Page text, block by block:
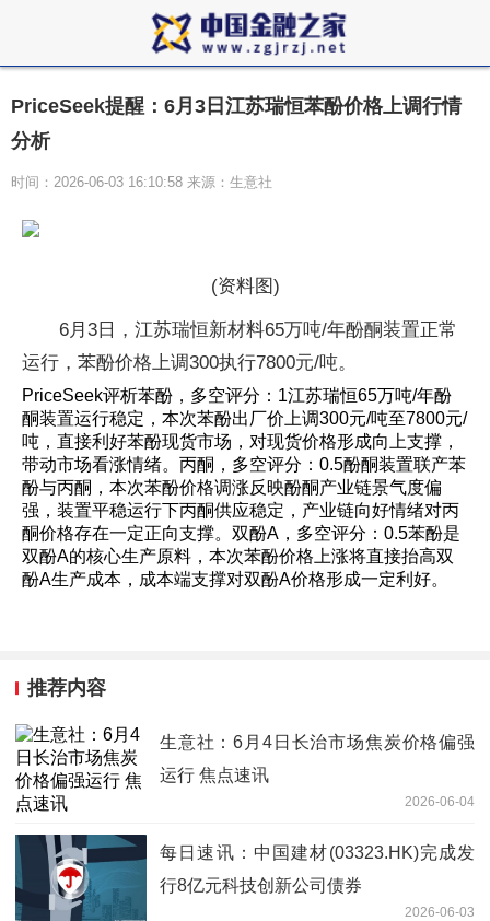
PriceSeek提醒：6月3日江苏瑞恒苯酚价格上调行情
分析
时间：2026-06-03 16:10:58 来源：生意社
(资料图)
6月3日，江苏瑞恒新材料65万吨/年酚酮装置正常
运行，苯酚价格上调300执行7800元/吨。
PriceSeek评析苯酚，多空评分：1江苏瑞恒65万吨/年酚
酮装置运行稳定，本次苯酚出厂价上调300元/吨至7800元/
吨，直接利好苯酚现货市场，对现货价格形成向上支撑，
带动市场看涨情绪。丙酮，多空评分：0.5酚酮装置联产苯
酚与丙酮，本次苯酚价格调涨反映酚酮产业链景气度偏
强，装置平稳运行下丙酮供应稳定，产业链向好情绪对丙
酮价格存在一定正向支撑。双酚A，多空评分：0.5苯酚是
双酚A的核心生产原料，本次苯酚价格上涨将直接抬高双
酚A生产成本，成本端支撑对双酚A价格形成一定利好。
推荐内容
生意社：6月4日长治市场焦炭价格偏强
运行 焦点速讯
2026-06-04
每日速讯：中国建材(03323.HK)完成发
行8亿元科技创新公司债券
2026-06-03